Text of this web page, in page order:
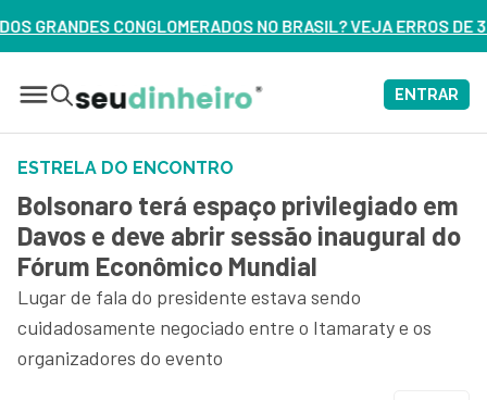
NO BRASIL? VEJA ERROS DE 3 DELES – ASSISTA AGORA
ENTRAR
ESTRELA DO ENCONTRO
Bolsonaro terá espaço privilegiado em
Davos e deve abrir sessão inaugural do
Fórum Econômico Mundial
Lugar de fala do presidente estava sendo
cuidadosamente negociado entre o Itamaraty e os
organizadores do evento